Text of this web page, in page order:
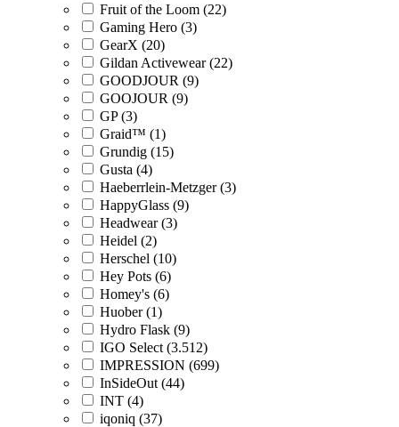
Fruit of the Loom (22)
Gaming Hero (3)
GearX (20)
Gildan Activewear (22)
GOODJOUR (9)
GOOJOUR (9)
GP (3)
Graid™ (1)
Grundig (15)
Gusta (4)
Haeberrlein-Metzger (3)
HappyGlass (9)
Headwear (3)
Heidel (2)
Herschel (10)
Hey Pots (6)
Homey's (6)
Huober (1)
Hydro Flask (9)
IGO Select (3.512)
IMPRESSION (699)
InSideOut (44)
INT (4)
iqoniq (37)